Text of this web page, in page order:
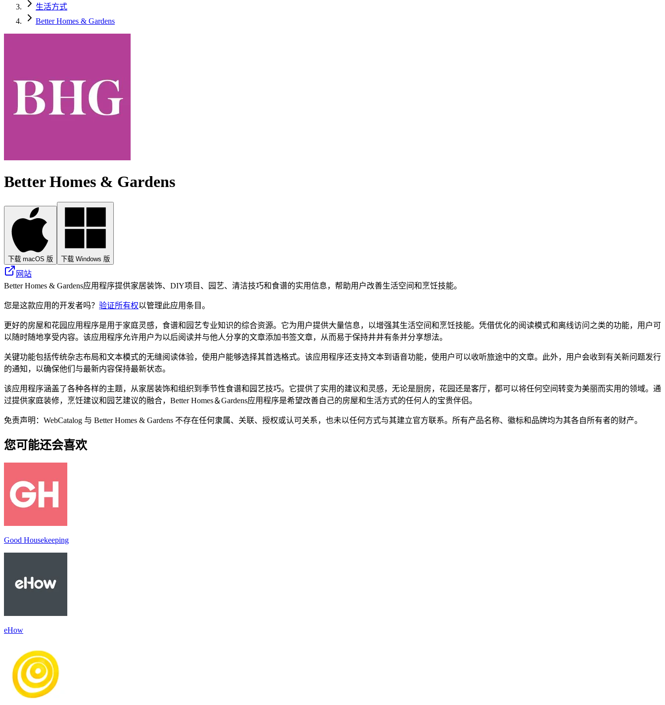
生活方式
Better Homes & Gardens
Better Homes & Gardens
下载 macOS 版 下载 Windows 版
网站
Better Homes & Gardens应用程序提供家居装饰、DIY项目、园艺、清洁技巧和食谱的实用信息，帮助用户改善生活空间和烹饪技能。
您是这款应用的开发者吗？ 验证所有权以管理此应用条目。
更好的房屋和花园应用程序是用于家庭灵感，食谱和园艺专业知识的综合资源。它为用户提供大量信息，以增强其生活空间和烹饪技能。凭借优化的阅读模式和离线访问之类的功能，用户可
以随时随地享受内容。该应用程序允许用户为以后阅读并与他人分享的文章添加书签文章，从而易于保持井井有条并分享想法。
关键功能包括传统杂志布局和文本模式的无缝阅读体验，使用户能够选择其首选格式。该应用程序还支持文本到语音功能，使用户可以收听旅途中的文章。此外，用户会收到有关新问题发行
的通知，以确保他们与最新内容保持最新状态。
该应用程序涵盖了各种各样的主题，从家居装饰和组织到季节性食谱和园艺技巧。它提供了实用的建议和灵感，无论是厨房，花园还是客厅，都可以将任何空间转变为美丽而实用的领域。通
过提供家庭装修，烹饪建议和园艺建议的融合，Better Homes＆Gardens应用程序是希望改善自己的房屋和生活方式的任何人的宝贵伴侣。
免责声明：WebCatalog 与 Better Homes & Gardens 不存在任何隶属、关联、授权或认可关系，也未以任何方式与其建立官方联系。所有产品名称、徽标和品牌均为其各自所有者的财产。
您可能还会喜欢
Good Housekeeping
eHow